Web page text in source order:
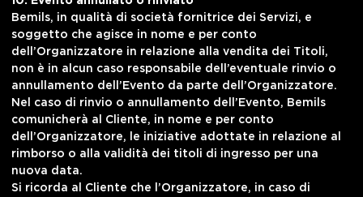
Bemils, in qualità di società fornitrice dei Servizi, e
soggetto che agisce in nome e per conto
dell’Organizzatore in relazione alla vendita dei Titoli,
non è in alcun caso responsabile dell’eventuale rinvio o
annullamento dell’Evento da parte dell’Organizzatore.
Nel caso di rinvio o annullamento dell’Evento, Bemils
comunicherà al Cliente, in nome e per conto
dell’Organizzatore, le iniziative adottate in relazione al
rimborso o alla validità dei titoli di ingresso per una
nuova data.
Si ricorda al Cliente che l’Organizzatore, in caso di